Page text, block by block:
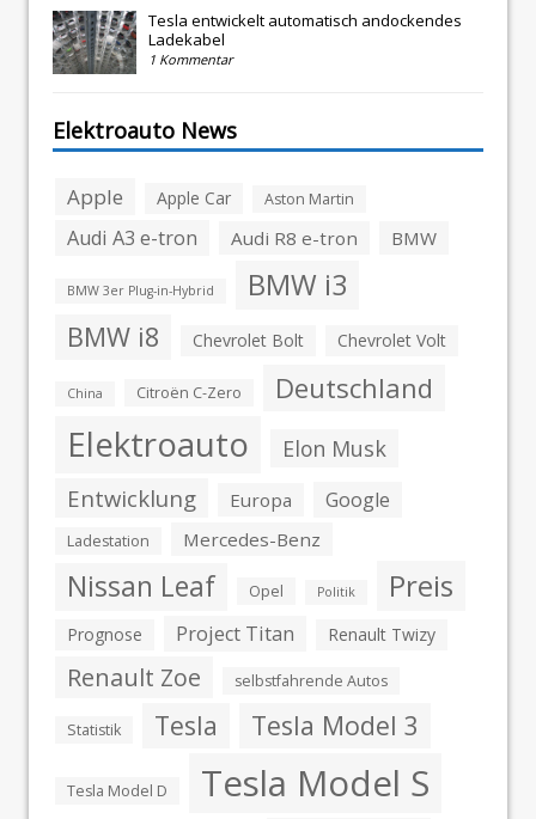
Tesla entwickelt automatisch andockendes
Ladekabel
1 Kommentar
Elektroauto News
Apple Apple Car Aston Martin
Audi A3 e-tron Audi R8 e-tron BMW
BMW 3er Plug-in-Hybrid BMW i3
BMW i8 Chevrolet Bolt Chevrolet Volt
China Citroën C-Zero Deutschland
Elektroauto Elon Musk
Entwicklung Europa Google
Ladestation Mercedes-Benz
Nissan Leaf Opel Politik Preis
Prognose Project Titan Renault Twizy
Renault Zoe selbstfahrende Autos
Statistik Tesla Tesla Model 3
Tesla Model D Tesla Model S